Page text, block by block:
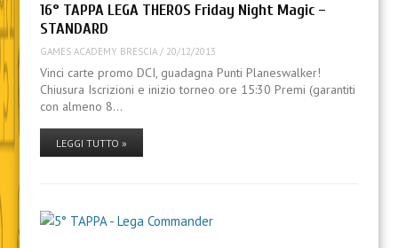
16° TAPPA LEGA THEROS Friday Night Magic –
STANDARD
GAMES ACADEMY BRESCIA/ 20/12/2013
Vinci carte promo DCI, guadagna Punti Planeswalker!
Chiusura Iscrizioni e inizio torneo ore 15:30 Premi (garantiti
con almeno 8…
LEGGI TUTTO »